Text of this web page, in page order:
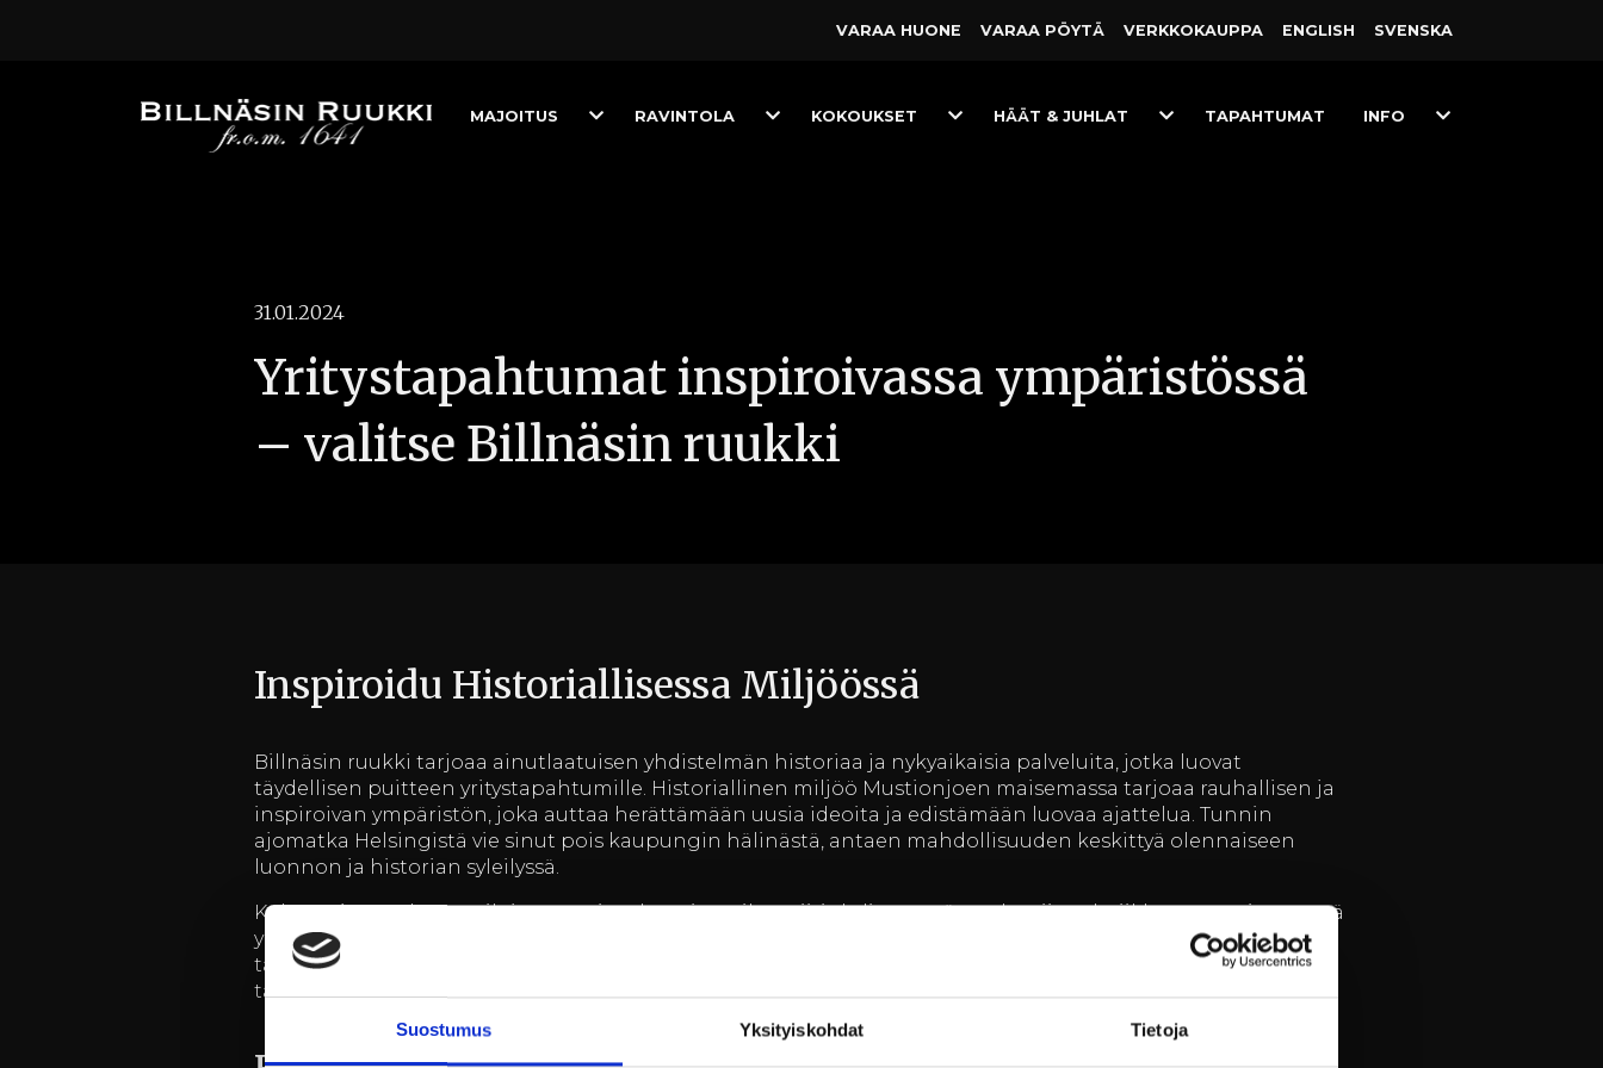
Suostumus Yksityiskohdat Tietoja
VARAA HUONE VARAA PÖYTÄ VERKKO­KAUPPA ENGLISH SVENSKA
MAJOITUS
ToggleRAVINTOLA
ToggleKOKOUKSET
ToggleHÄÄT & JUHLAT
ToggleTAPAHTUMAT INFO
Toggle
31.01.2024
Yritystapahtumat inspiroivassa ympäristössä
– valitse Billnäsin ruukki
Inspiroidu Historiallisessa Miljöössä
Billnäsin ruukki tarjoaa ainutlaatuisen yhdistelmän historiaa ja nykyaikaisia palveluita, jotka luovat
täydellisen puitteen yritystapahtumille. Historiallinen miljöö Mustionjoen maisemassa tarjoaa rauhallisen ja
inspiroivan ympäristön, joka auttaa herättämään uusia ideoita ja edistämään luovaa ajattelua. Tunnin
ajomatka Helsingistä vie sinut pois kaupungin hälinästä, antaen mahdollisuuden keskittyä olennaiseen
luonnon ja historian syleilyssä.
Kokous- ja tapahtumatilojemme ainutlaatuinen ilmapiiri yhdistettynä moderniin tekniikkaan varmistaa, että
yritystapahtumasi sujuvat ongelmitta. Olipa kyseessä sitten pieni tiimipalaveri tai suuri seminaari, meillä on
tarjota sopiva tila jokaiseen tarpeeseen. Billnäsin ruukin historiallinen ympäristö ei ainoastaan kohota
tapahtumasi arvoa, vaan myös jättää osallistujille kestävän vaikutuksen.